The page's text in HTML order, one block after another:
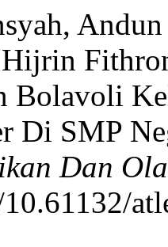
Bolavoli
Di SMP
Dan